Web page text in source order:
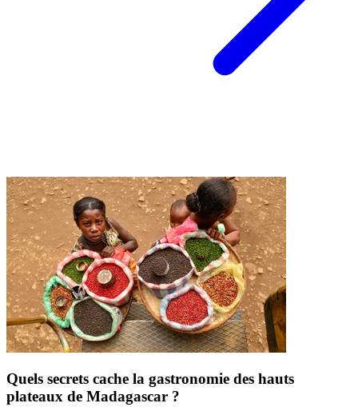
Quels secrets cache la gastronomie des hauts
plateaux de Madagascar ?